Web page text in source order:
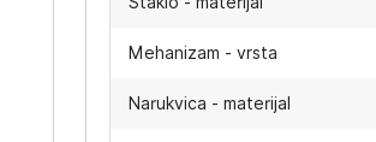
Mehanizam - vrsta
Narukvica - materijal